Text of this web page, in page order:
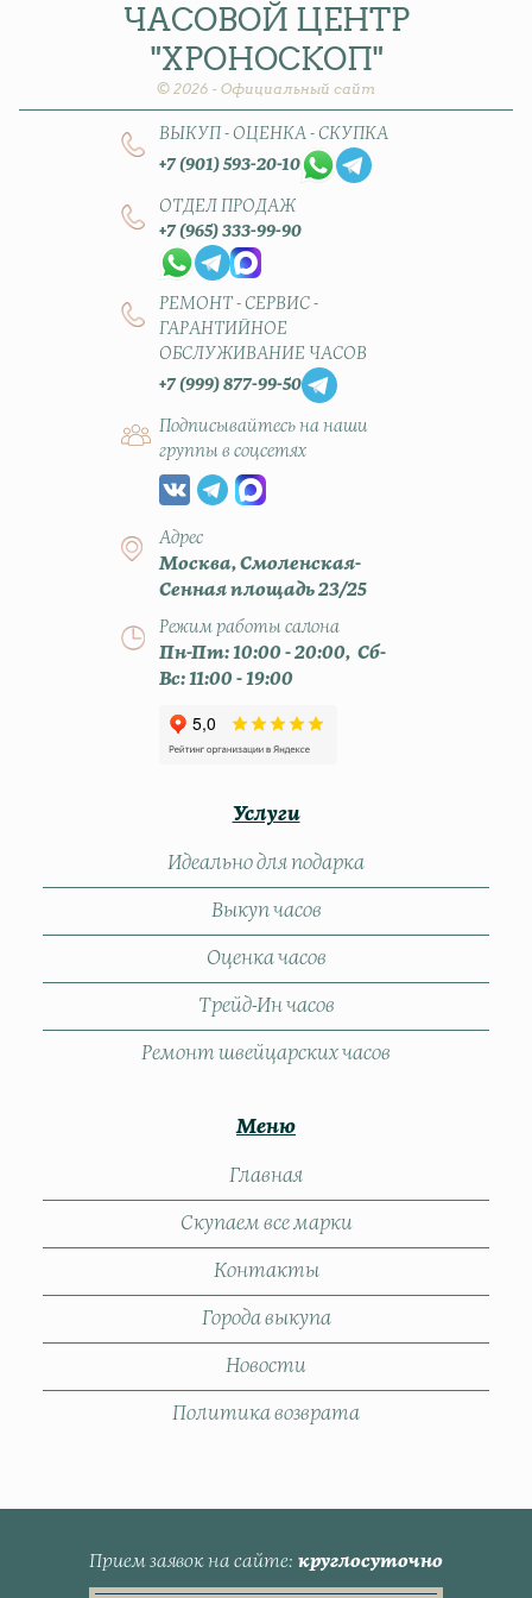
ЧАСОВОЙ ЦЕНТР
"ХРОНОСКОП"
© 2026 - Официальный сайт
ВЫКУП - ОЦЕНКА - СКУПКА
+7 (901) 593-20-10
ОТДЕЛ ПРОДАЖ
+7 (965) 333-99-90
РЕМОНТ - СЕРВИС -
ГАРАНТИЙНОЕ
ОБСЛУЖИВАНИЕ ЧАСОВ
+7 (999) 877-99-50
Подписывайтесь на наши
группы в соцсетях
Адрес
Москва, Смоленская-
Сенная площадь 23/25
Режим работы салона
Пн-Пт: 10:00 - 20:00, Сб-
Вс: 11:00 - 19:00
Услуги
Идеально для подарка
Выкуп часов
Оценка часов
Трейд-Ин часов
Ремонт швейцарских часов
Меню
Главная
Скупаем все марки
Контакты
Города выкупа
Новости
Политика возврата
Прием заявок на сайте круглосуточно